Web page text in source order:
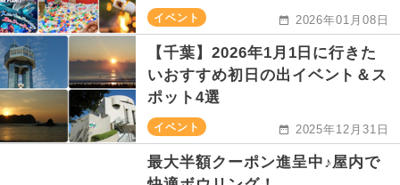
イベント 2026年01月08日
【千葉】2026年1月1日に行きた
いおすすめ初日の出イベント＆ス
ポット4選
イベント 2025年12月31日
最大半額クーポン進呈中♪屋内で